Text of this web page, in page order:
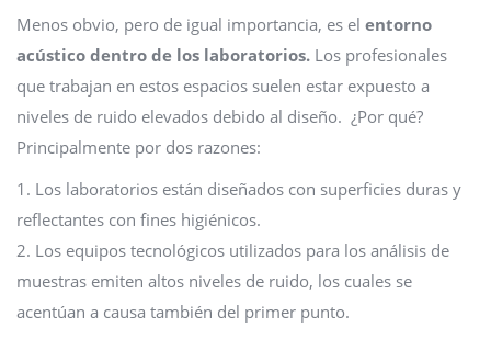
Menos obvio, pero de igual importancia, es el entorno
acústico dentro de los laboratorios. Los profesionales
que trabajan en estos espacios suelen estar expuesto a
niveles de ruido elevados debido al diseño. ¿Por qué?
Principalmente por dos razones:
1. Los laboratorios están diseñados con superficies duras y
reflectantes con fines higiénicos.
2. Los equipos tecnológicos utilizados para los análisis de
muestras emiten altos niveles de ruido, los cuales se
acentúan a causa también del primer punto.